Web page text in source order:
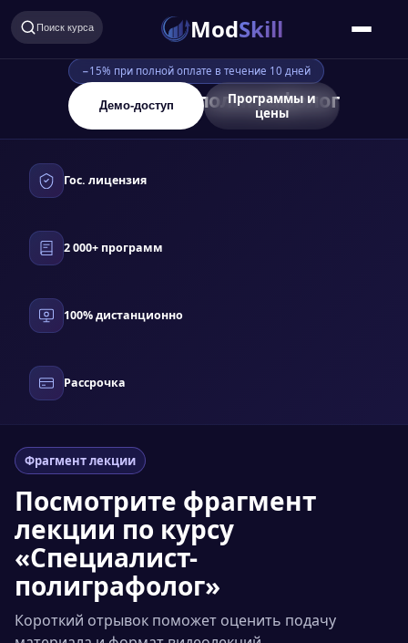
ModSkill
Поиск курса
−15% при полной оплате в течение 10 дней
Специалист-полиграфолог
Демо-доступ
Программы и
цены
Гос. лицензия
2 000+ программ
100% дистанционно
Рассрочка
Фрагмент лекции
Посмотрите фрагмент
лекции по курсу
«Специалист-
полиграфолог»
Короткий отрывок поможет оценить подачу